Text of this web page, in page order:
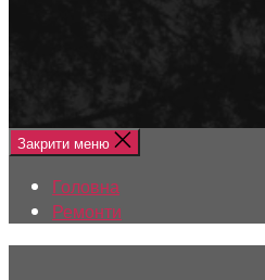
Закрити меню
Головна
Ремонти